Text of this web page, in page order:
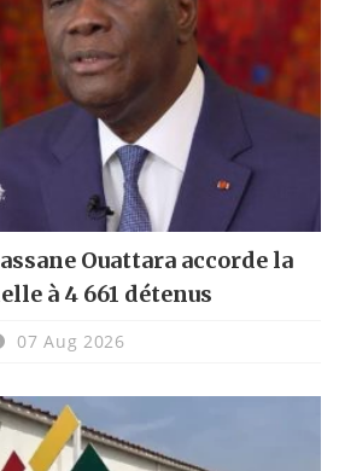
Ouattara accorde la
à 4 661 détenus
07 Aug 2026